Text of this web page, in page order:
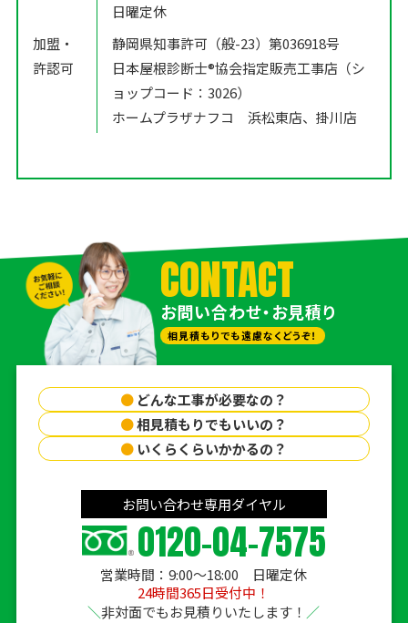
日曜定休
加盟・
許認可
静岡県知事許可（般-23）第036918号
日本屋根診断士®️協会指定販売工事店（シ
ョップコード：3026）
ホームプラザナフコ 浜松東店、掛川店
CONTACT
お問い合わせ・お見積り
相見積もりでも遠慮なくどうぞ！
● どんな工事が必要なの？
●相見積もりでもいいの？
● いくらくらいかかるの？
お問い合わせ専用ダイヤル
0120-04-7575
営業時間：9:00〜18:00 日曜定休
24時間365日受付中！
非対面でもお見積りいたします！